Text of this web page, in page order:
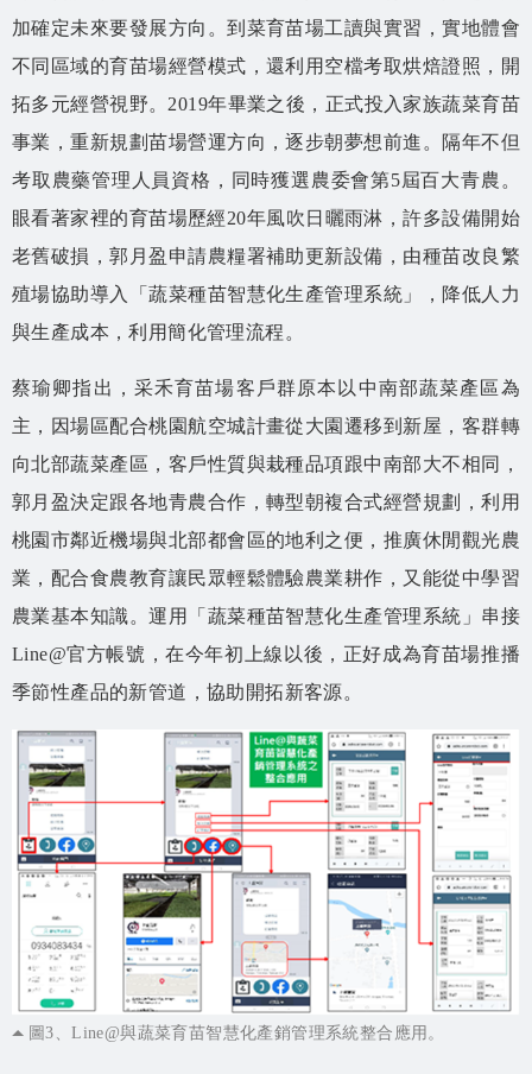
加確定未來要發展方向。到菜育苗場工讀與實習，實地體會
不同區域的育苗場經營模式，還利用空檔考取烘焙證照，開
拓多元經營視野。2019年畢業之後，正式投入家族蔬菜育苗
事業，重新規劃苗場營運方向，逐步朝夢想前進。隔年不但
考取農藥管理人員資格，同時獲選農委會第5屆百大青農。
眼看著家裡的育苗場歷經20年風吹日曬雨淋，許多設備開始
老舊破損，郭月盈申請農糧署補助更新設備，由種苗改良繁
殖場協助導入「蔬菜種苗智慧化生產管理系統」，降低人力
與生產成本，利用簡化管理流程。
蔡瑜卿指出，采禾育苗場客戶群原本以中南部蔬菜產區為
主，因場區配合桃園航空城計畫從大園遷移到新屋，客群轉
向北部蔬菜產區，客戶性質與栽種品項跟中南部大不相同，
郭月盈決定跟各地青農合作，轉型朝複合式經營規劃，利用
桃園市鄰近機場與北部都會區的地利之便，推廣休閒觀光農
業，配合食農教育讓民眾輕鬆體驗農業耕作，又能從中學習
農業基本知識。運用「蔬菜種苗智慧化生產管理系統」串接
Line@官方帳號，在今年初上線以後，正好成為育苗場推播
季節性產品的新管道，協助開拓新客源。
圖3、Line@與蔬菜育苗智慧化產銷管理系統整合應用。